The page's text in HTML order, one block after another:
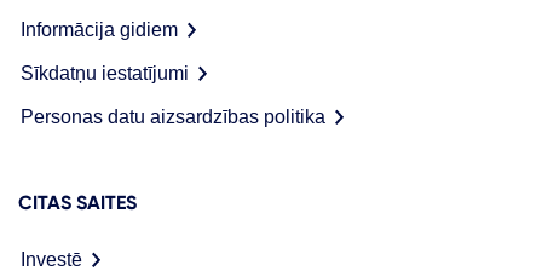
Informācija gidiem
Sīkdatņu iestatījumi
Personas datu aizsardzības politika
CITAS SAITES
Investē